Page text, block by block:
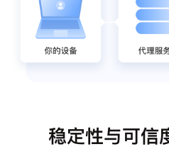
稳定性与可信